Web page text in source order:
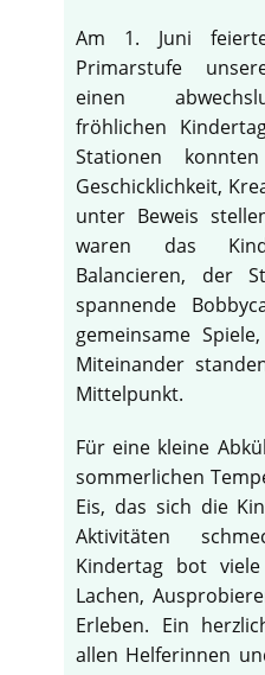
Am 1. Juni
Primarstufe
einen
fröhlichen
Stationen
Geschicklichkeit,
unter Beweis
waren das
Balancieren, der
spannende
gemeinsame
Miteinander
Mittelpunkt.
Für eine kleine
sommerlichen
Eis, das sich die
Aktivitäten
Kindertag bot
Lachen,
Erleben. Ein
allen Helferinnen